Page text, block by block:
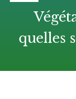
quelles